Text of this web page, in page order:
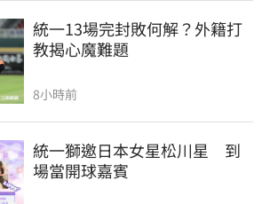
統一13場完封敗何解？外籍打
教揭心魔難題
8小時前
統一獅邀日本女星松川星　到
場當開球嘉賓